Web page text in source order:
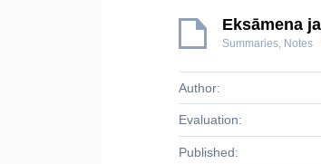
Eksāmena
Summaries, Notes
Author:
Evaluation:
Published: